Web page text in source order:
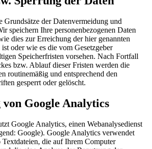
Grundsätze der Datenvermeidung und
speichern Ihre personenbezogenen Daten
dies zur Erreichung der hier genannten
oder wie es die vom Gesetzgeber
Speicherfristen vorsehen. Nach Fortfall
bzw. Ablauf dieser Fristen werden die
routinemäßig und entsprechend den
gesperrt oder gelöscht.
von Google Analytics
Google Analytics, einen Webanalysedienst
Google). Google Analytics verwendet
Textdateien, die auf Ihrem Computer